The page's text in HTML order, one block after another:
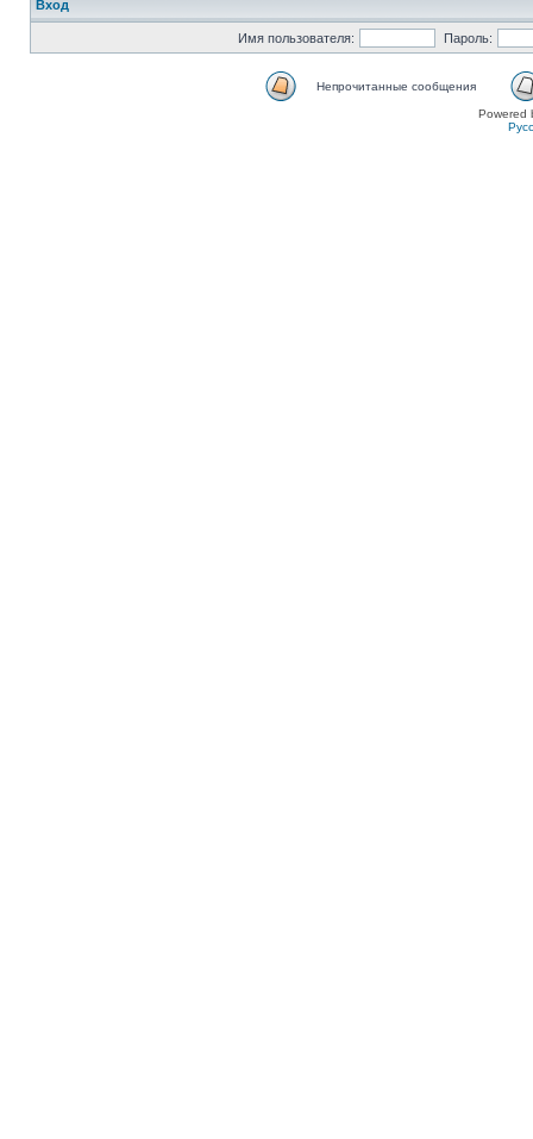
Вход
Имя пользователя: Пароль:
Непрочитанные сообщения
Powered